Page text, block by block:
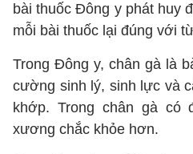
bài thuốc Đông y phát huy
mỗi bài thuốc lại đúng với
Trong Đông y, chân gà là
cường sinh lý, sinh lực và
khớp. Trong chân gà có
xương chắc khỏe hơn.